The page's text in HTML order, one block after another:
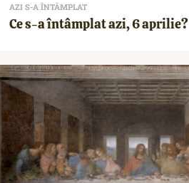
AZI S-A ÎNTÂMPLAT
Ce s-a întâmplat azi, 6 aprilie?